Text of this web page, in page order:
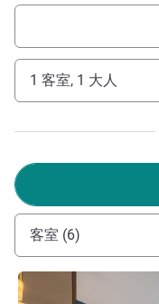
Beautiful La Rochelle
sailing tour of the
around local and
Discover and fully
(Gaée restaurant,
Patricia BLONDEL ホ
1 客室, 1 大人
客室 (6)
詳細を表示